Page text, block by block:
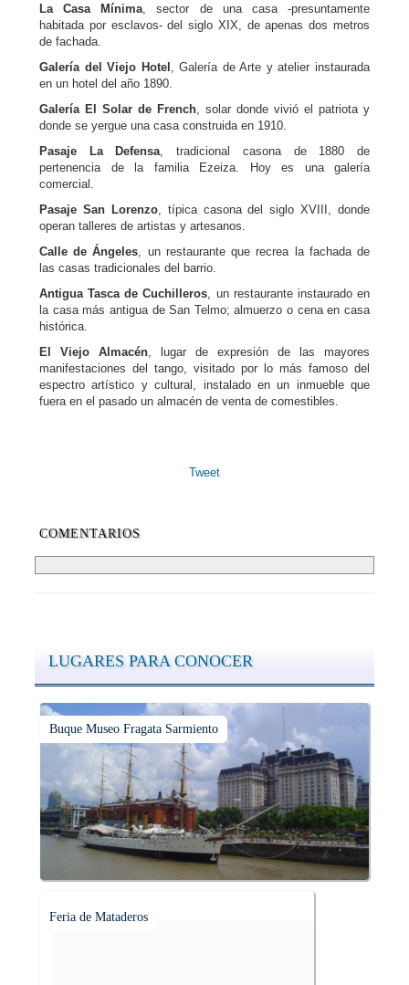
La Casa Mínima , sector de una casa -presuntamente
habitada por esclavos- del siglo XIX, de apenas dos metros
de fachada.
Galería del Viejo Hotel
, Galería de Arte y atelier instaurada
en un hotel del año 1890.
Galería El Solar de French , solar donde vivió el patriota y
donde se yergue una casa construida en 1910.
Pasaje La Defensa , tradicional casona de 1880 de
pertenencia de la familia Ezeiza. Hoy es una galería
comercial.
Pasaje San Lorenzo, típica casona del siglo XVIII, donde
operan talleres de artistas y artesanos.
Calle de Ángeles , un restaurante que recrea la fachada de
las casas tradicionales del barrio.
Antigua Tasca de Cuchilleros , un restaurante instaurado en
la casa más antigua de San Telmo; almuerzo o cena en casa
histórica.
El Viejo Almacén , lugar de expresión de las mayores
manifestaciones del tango, visitado por lo más famoso del
espectro artístico y cultural, instalado en un inmueble que
fuera en el pasado un almacén de venta de comestibles.
Tweet
COMENTARIOS
LUGARES PARA CONOCER
Buque Museo Fragata Sarmiento
Feria de Mataderos